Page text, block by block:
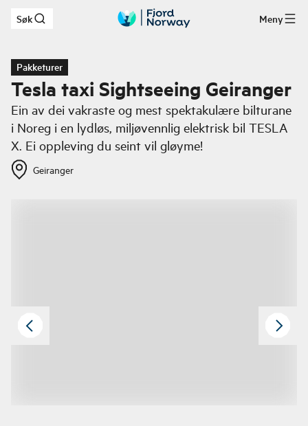
Hopp til hovedinnhold
Søk Meny
Pakketurer
Tesla taxi Sightseeing Geiranger
Ein av dei vakraste og mest spektakulære bilturane
i Noreg i en lydløs, miljøvennlig elektrisk bil TESLA
X. Ei oppleving du seint vil gløyme!
Geiranger